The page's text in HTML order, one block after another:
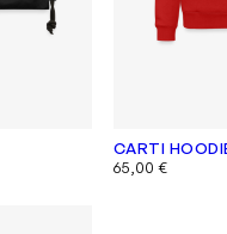
CARTI
65,00€